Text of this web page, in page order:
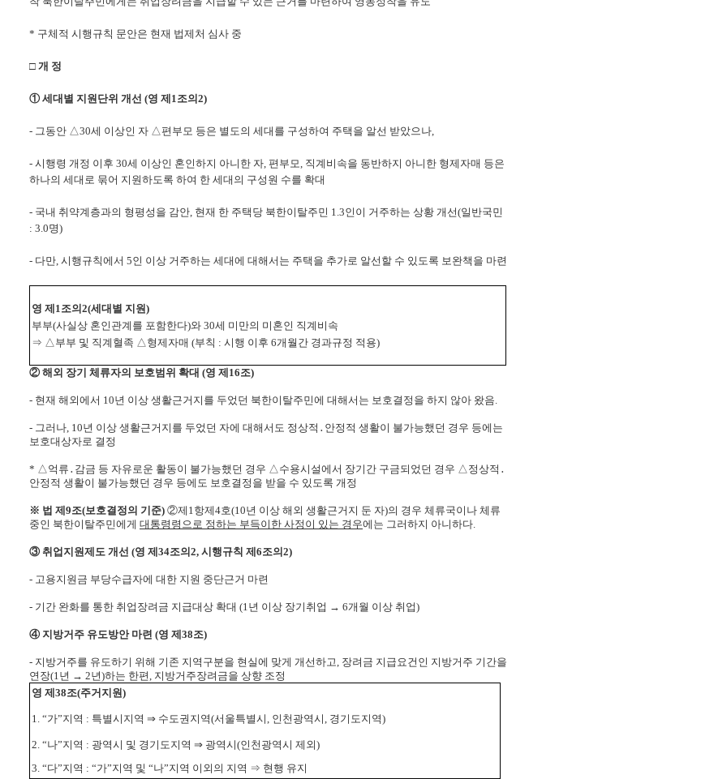
* 구체적 시행규칙 문안은 현재 법제처 심사 중
□ 개 정
① 세대별 지원단위 개선 (영 제1조의2)
- 그동안 △30세 이상인 자 △편부모 등은 별도의 세대를 구성하여 주택을 알선 받았으나,
- 시행령 개정 이후 30세 이상인 혼인하지 아니한 자, 편부모, 직계 비속을 동반하지 아니한 형제자매 등은
하나의 세대로 묶어 지원하도록 하여 한 세대의 구성원 수를 확대
- 국내 취약계층과의 형평성을 감안, 현재 한 주택당 북한이탈주민 1.3인이 거주하는 상황 개선(일반국민
: 3.0명)
- 다만, 시행규칙에서 5인 이상 거주하는 세대에 대해서는 주택을 추가로 알선할 수 있도록 보완책을 마련
영 제1조의2(세대별 지원)
부부(사실상 혼인관계를 포함한다)와 30세 미만의 미혼인 직계비속
⇒ △부부 및 직계혈족 △형제자매 (부칙 : 시행 이후 6개월간 경과규정 적용)
② 해외 장기 체류자의 보호범위 확대 (영 제16조)
- 현재 해외에서 10년 이상 생활근거지를 두었던 북한이탈주민에 대해서는 보호결정을 하지 않아 왔음.
- 그러나, 10년 이상 생활근거지를 두었던 자에 대해서도 정상적․ 안정적 생활이 불가능했던 경우 등에는
보호대상자로 결정
* △억류․감금 등 자유로운 활동이 불가능했던 경우 △수용시설에서 장기간 구금되었던 경우 △정상적․
안정적 생활이 불가능했던 경우 등에도 보호결정을 받을 수 있도록 개정
※ 법 제9조(보호결정의 기준) ②제1항제4호(10년 이상 해외 생활근거지 둔 자)의 경우 체류국이나 체류
중인 북한이탈주민에게 대통령령으로 정하는 부득이한 사정이 있는 경우에는 그러하지 아니하다.
③ 취업지원제도 개선 (영 제34조의2, 시행규칙 제6조의2)
- 고용지원금 부당수급자에 대한 지원 중단근거 마련
- 기간 완화를 통한 취업장려금 지급대상 확대 (1년 이상 장기취업 → 6개월 이상 취업)
④ 지방거주 유도방안 마련 (영 제38조)
- 지방거주를 유도하기 위해 기존 지역구분을 현실에 맞게 개선하고, 장려금 지급요건인 지방거주 기간을
연장(1년 → 2년)하는 한편, 지방거주장려금을 상향 조정
영 제38조(주거지원)
1. “가”지역 : 특별시지역 ⇒ 수도권지역(서울특별시, 인천광역시, 경기도지역)
2. “나”지역 : 광역시 및 경기도지역 ⇒ 광역시(인천광역시 제외)
3. “다”지역 : “가”지역 및 “나”지역 이외의 지역 ⇒ 현행 유지